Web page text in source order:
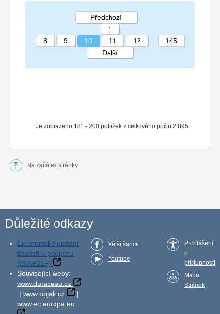
STRÁNKA 10 145
Je zobrazeno 181 - 200 položek z celkového počtu 2 895.
Předchozí
1
8 9 10 11 12
145
Další
Na začátek stránky
Důležité odkazy
Elektronické podání
žádosti o podporu
(IS KP21+)
Související weby:
www.dotaceeu.cz
| www.opjak.cz
|
www.ec.europa.eu
Větší šance
Youtube
Prohlášení
o
přístupnosti
Mapa
Stránek